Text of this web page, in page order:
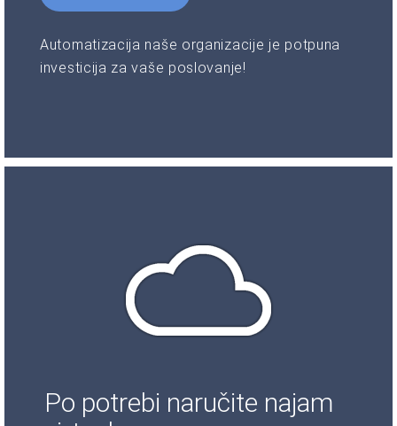
Automatizacija naše organizacije je potpuna
investicija za vaše poslovanje!
Po potrebi naručite najam